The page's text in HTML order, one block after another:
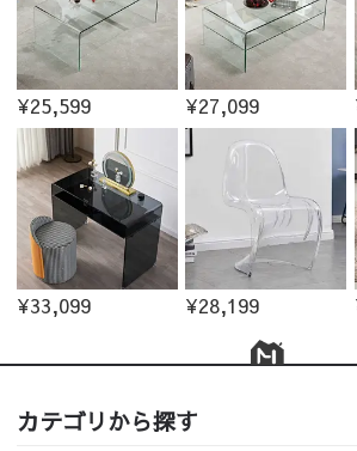
¥25,599 ¥27,099
¥33,099 ¥28,199
カテゴリから探す